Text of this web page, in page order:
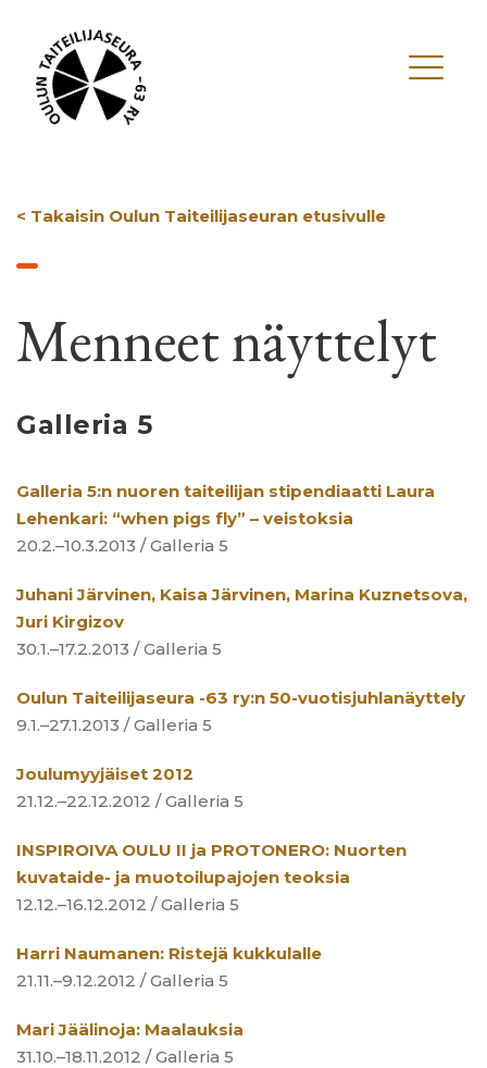
< Takaisin Oulun Taiteilijaseuran etusivulle
Menneet näyttelyt
Galleria 5
Galleria 5:n nuoren taiteilijan stipendiaatti Laura
Lehenkari: “when pigs fly” – veistoksia
20.2.–10.3.2013 / Galleria 5
Juhani Järvinen, Kaisa Järvinen, Marina Kuznetsova,
Juri Kirgizov
30.1.–17.2.2013 / Galleria 5
Oulun Taiteilijaseura -63 ry:n 50-vuotisjuhlanäyttely
9.1.–27.1.2013 / Galleria 5
Joulumyyjäiset 2012
21.12.–22.12.2012 / Galleria 5
INSPIROIVA OULU II ja PROTONERO: Nuorten
kuvataide- ja muotoilupajojen teoksia
12.12.–16.12.2012 / Galleria 5
Harri Naumanen: Ristejä kukkulalle
21.11.–9.12.2012 / Galleria 5
Mari Jäälinoja: Maalauksia
31.10.–18.11.2012 / Galleria 5